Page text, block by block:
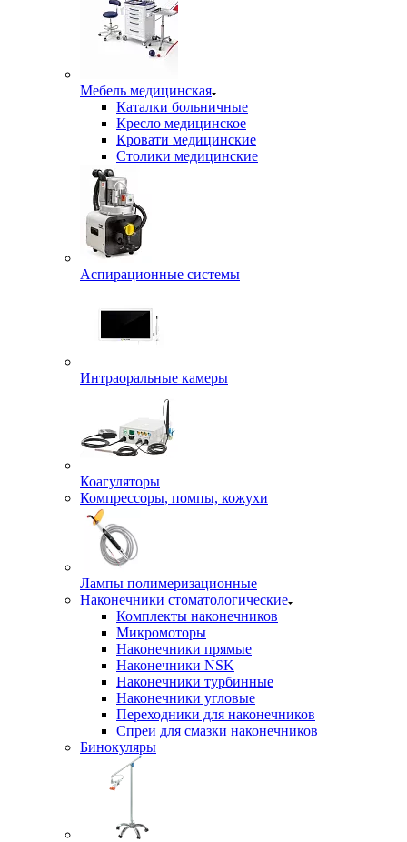
Мебель медицинская
Каталки больничные
Кресло медицинское
Кровати медицинские
Столики медицинские
Аспирационные системы
Интраоральные камеры
Коагуляторы
Компрессоры, помпы, кожухи
Лампы полимеризационные
Наконечники стоматологические
Комплекты наконечников
Микромоторы
Наконечники прямые
Наконечники NSK
Наконечники турбинные
Наконечники угловые
Переходники для наконечников
Спреи для смазки наконечников
Бинокуляры